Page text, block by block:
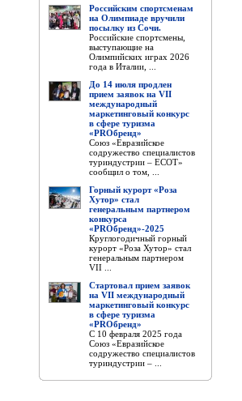
Российским спортсменам
на Олимпиаде вручили
посылку из Сочи.
Российские спортсмены,
выступающие на
Олимпийских играх 2026
года в Италии, ...
До 14 июля продлен
прием заявок на VII
международный
маркетинговый конкурс
в сфере туризма
«PROбренд»
Союз «Евразийское
содружество специалистов
туриндустрии – ЕСОТ»
сообщил о том, ...
Горный курорт «Роза
Хутор» стал
генеральным партнером
конкурса
«PROбренд»-2025
Круглогодичный горный
курорт «Роза Хутор» стал
генеральным партнером
VII ...
Стартовал прием заявок
на VII международный
маркетинговый конкурс
в сфере туризма
«PROбренд»
С 10 февраля 2025 года
Союз «Евразийское
содружество специалистов
туриндустрии – ...